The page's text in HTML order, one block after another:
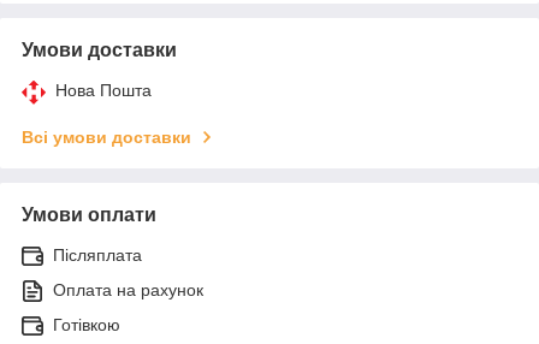
Умови доставки
Нова Пошта
Всі умови доставки
Умови оплати
Післяплата
Оплата на рахунок
Готівкою